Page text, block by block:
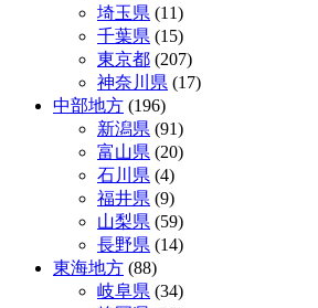
埼玉県 (11)
千葉県 (15)
東京都 (207)
神奈川県 (17)
中部地方 (196)
新潟県 (91)
富山県 (20)
石川県 (4)
福井県 (9)
山梨県 (59)
長野県 (14)
東海地方 (88)
岐阜県 (34)